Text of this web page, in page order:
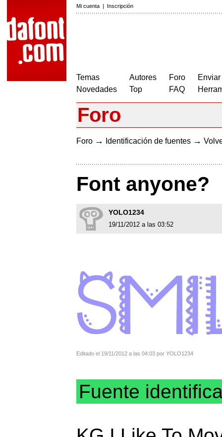
Mi cuenta | Inscripción
Temas
Novedades
Autores
Top
Foro
FAQ
Foro
Foro → Identificación de fuentes →
Font anyone?
YOLO1234
19/11/2012 a las 03:52
Editado el 19/11/2012 a las 04:03 por YOLO1234
Fuente